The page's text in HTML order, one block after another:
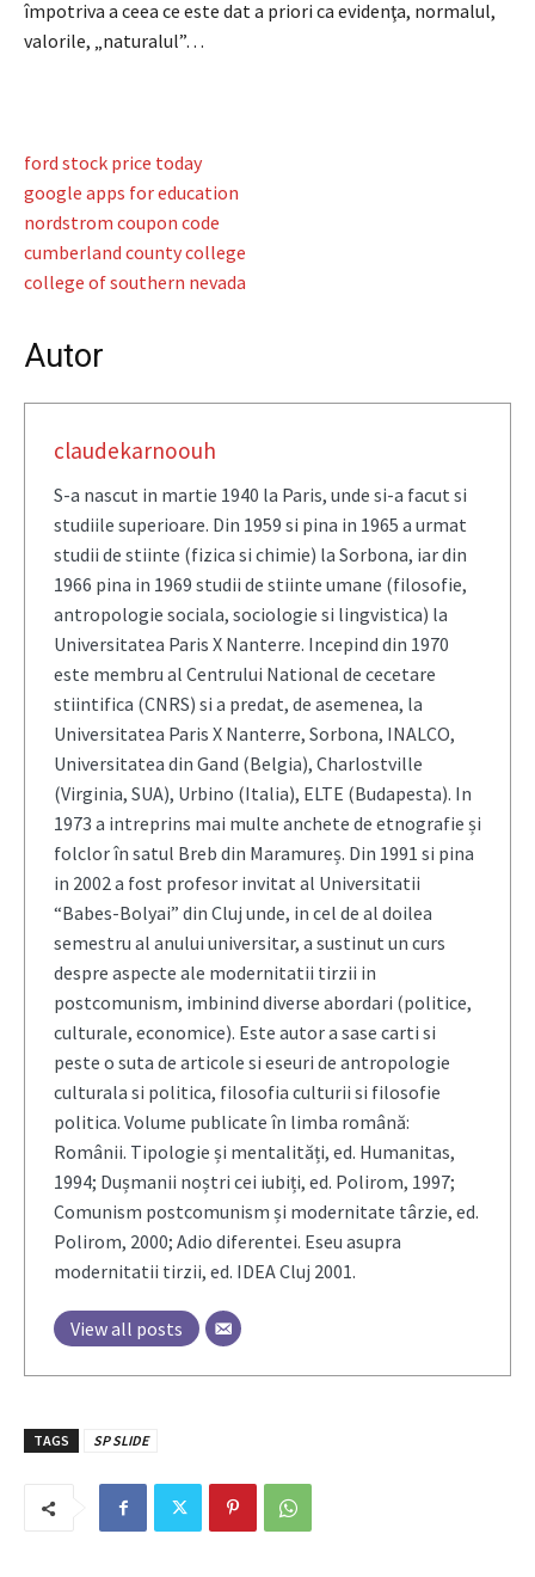
împotriva a ceea ce este dat a priori ca evidenţa, normalul,
valorile, „naturalul”…
ford stock price today
google apps for education
nordstrom coupon code
cumberland county college
college of southern nevada
Autor
claudekarnoouh
S-a nascut in martie 1940 la Paris, unde si-a facut si
studiile superioare. Din 1959 si pina in 1965 a urmat
studii de stiinte (fizica si chimie) la Sorbona, iar din
1966 pina in 1969 studii de stiinte umane (filosofie,
antropologie sociala, sociologie si lingvistica) la
Universitatea Paris X Nanterre. Incepind din 1970
este membru al Centrului National de cecetare
stiintifica (CNRS) si a predat, de asemenea, la
Universitatea Paris X Nanterre, Sorbona, INALCO,
Universitatea din Gand (Belgia), Charlostville
(Virginia, SUA), Urbino (Italia), ELTE (Budapesta). In
1973 a intreprins mai multe anchete de etnografie și
folclor în satul Breb din Maramureș. Din 1991 si pina
in 2002 a fost profesor invitat al Universitatii
“Babes-Bolyai” din Cluj unde, in cel de al doilea
semestru al anului universitar, a sustinut un curs
despre aspecte ale modernitatii tirzii in
postcomunism, imbinind diverse abordari (politice,
culturale, economice). Este autor a sase carti si
peste o suta de articole si eseuri de antropologie
culturala si politica, filosofia culturii si filosofie
politica. Volume publicate în limba română:
Românii. Tipologie și mentalități, ed. Humanitas,
1994; Dușmanii noștri cei iubiți, ed. Polirom, 1997;
Comunism postcomunism și modernitate târzie, ed.
Polirom, 2000; Adio diferentei. Eseu asupra
modernitatii tirzii, ed. IDEA Cluj 2001.
View all posts
TAGS SP SLIDE